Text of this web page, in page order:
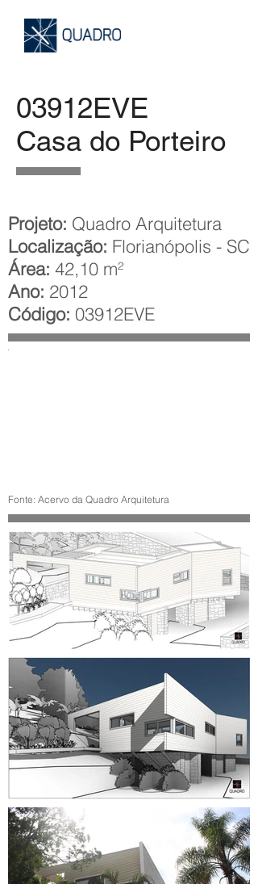
03912EVE
Casa do Porteiro
Projeto: Quadro Arquitetura
Localização: Florianópolis - SC
Área: 42,10 m²
Ano: 2012
Código: 03912EVE
Fonte: Acervo da Quadro Arquitetura